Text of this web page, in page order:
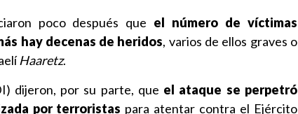
poco después que el número de víctimas
hay decenas de heridos, varios de ellos graves o
Haaretz.
dijeron, por su parte, que el ataque se perpetró
por terroristas para atentar contra el Ejército